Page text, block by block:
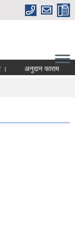
अनुदान फाराम